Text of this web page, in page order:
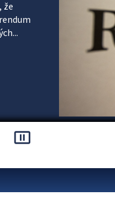
že
pause_presentation